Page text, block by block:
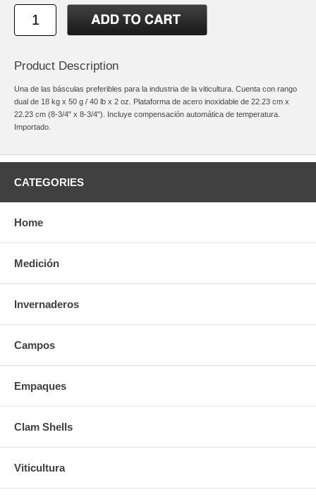
Product Description
Una de las básculas preferibles para la industria de la viticultura. Cuenta con rango
dual de 18 kg x 50 g / 40 lb x 2 oz. Plataforma de acero inoxidable de 22.23 cm x
22.23 cm (8-3/4" x 8-3/4"). Incluye compensación automática de temperatura.
Importado.
CATEGORIES
Home
Medición
Invernaderos
Campos
Empaques
Clam Shells
Viticultura